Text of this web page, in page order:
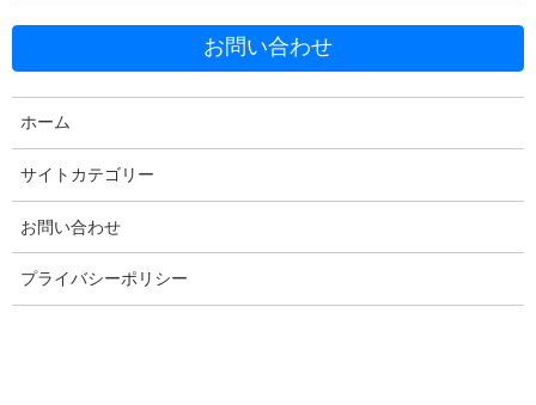
Threads Hatena LINE
コメントを残す
お問い合わせ
ホーム
サイトカテゴリー
お問い合わせ
プライバシーポリシー